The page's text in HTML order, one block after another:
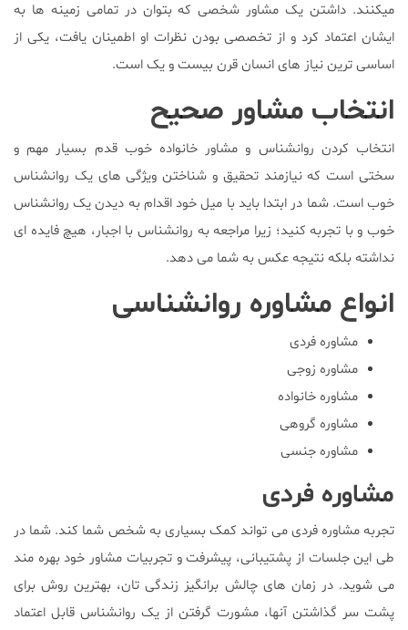
میکنند. داشتن یک مشاور شخصی که بتوان در تمامی زمینه ها به
ایشان اعتماد کرد و از تخصصی بودن نظرات او اطمینان یافت، یکی از
اساسی ترین نیاز های انسان قرن بیست و یک است.
انتخاب مشاور صحیح
انتخاب کردن روانشناس و مشاور خانواده خوب قدم بسیار مهم و
سختی است که نیازمند تحقیق و شناختن ویژگی های یک روانشناس
خوب است. شما در ابتدا باید با میل خود اقدام به دیدن یک روانشناس
خوب و با تجربه کنید؛ زیرا مراجعه به روانشناس با اجبار، هیچ فایده ای
نداشته بلکه نتیجه عکس به شما می دهد.
انواع مشاوره روانشناسی
مشاوره فردی
مشاوره زوجی
مشاوره خانواده
مشاوره گروهی
مشاوره جنسی
مشاوره فردی
تجربه مشاوره فردی می تواند کمک بسیاری به شخص شما کند. شما در
طی این جلسات از پشتیبانی، پیشرفت و تجربیات مشاور خود بهره مند
می شوید. در زمان های چالش برانگیز زندگی تان، بهترین روش برای
پشت سر گذاشتن آنها، مشورت گرفتن از یک روانشناس قابل اعتماد